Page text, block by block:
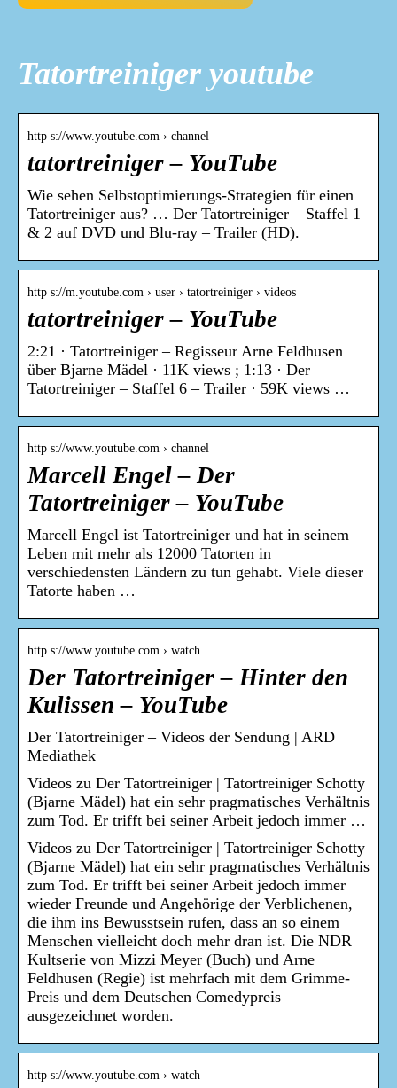
Tatortreiniger youtube
http s://www.youtube.com › channel
tatortreiniger – YouTube
Wie sehen Selbstoptimierungs-Strategien für einen
Tatortreiniger aus? … Der Tatortreiniger – Staffel 1
& 2 auf DVD und Blu-ray – Trailer (HD).
http s://m.youtube.com › user › tatortreiniger › videos
tatortreiniger – YouTube
2:21 · Tatortreiniger – Regisseur Arne Feldhusen
über Bjarne Mädel · 11K views ; 1:13 · Der
Tatortreiniger – Staffel 6 – Trailer · 59K views …
http s://www.youtube.com › channel
Marcell Engel – Der
Tatortreiniger – YouTube
Marcell Engel ist Tatortreiniger und hat in seinem
Leben mit mehr als 12000 Tatorten in
verschiedensten Ländern zu tun gehabt. Viele dieser
Tatorte haben …
http s://www.youtube.com › watch
Der Tatortreiniger – Hinter den
Kulissen – YouTube
Der Tatortreiniger – Videos der Sendung | ARD
Mediathek
Videos zu Der Tatortreiniger | Tatortreiniger Schotty
(Bjarne Mädel) hat ein sehr pragmatisches Verhältnis
zum Tod. Er trifft bei seiner Arbeit jedoch immer …
Videos zu Der Tatortreiniger | Tatortreiniger Schotty
(Bjarne Mädel) hat ein sehr pragmatisches Verhältnis
zum Tod. Er trifft bei seiner Arbeit jedoch immer
wieder Freunde und Angehörige der Verblichenen,
die ihm ins Bewusstsein rufen, dass an so einem
Menschen vielleicht doch mehr dran ist. Die NDR
Kultserie von Mizzi Meyer (Buch) und Arne
Feldhusen (Regie) ist mehrfach mit dem Grimme-
Preis und dem Deutschen Comedypreis
ausgezeichnet worden.
http s://www.youtube.com › watch